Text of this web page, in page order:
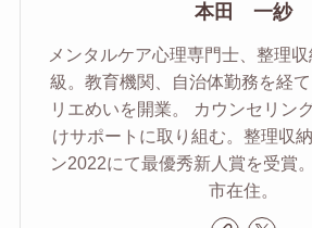
本田 一紗
メンタルケア心理専門士、整理
級。教育機関、自治体勤務を経
リエめいを開業。 カウンセリン
けサポートに取り組む。整理収
ン2022にて最優秀新人賞を受賞
市在住。